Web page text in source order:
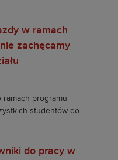
w ramach
zachęcamy
do pracy w